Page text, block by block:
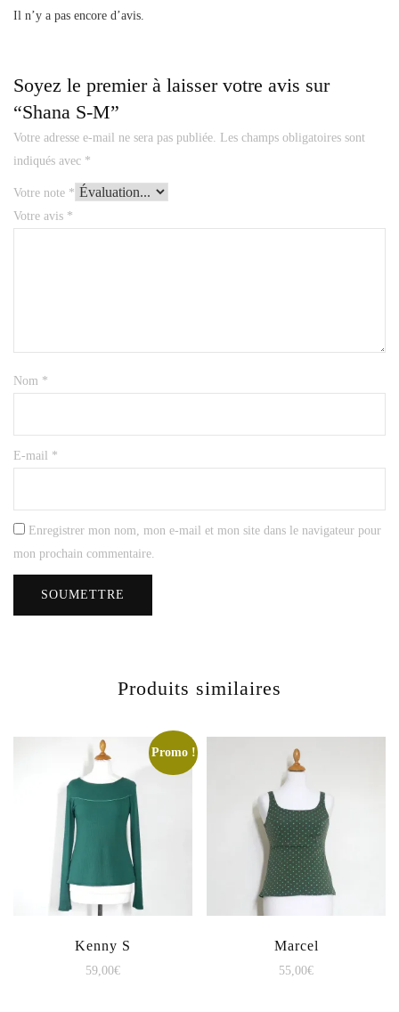
Il n’y a pas encore d’avis.
Soyez le premier à laisser votre avis sur
“Shana S-M”
Votre adresse e-mail ne sera pas publiée. Les champs obligatoires sont
indiqués avec *
Votre note *
Votre avis *
Nom *
E-mail *
Enregistrer mon nom, mon e-mail et mon site dans le navigateur pour
mon prochain commentaire.
Produits similaires
Promo !
Kenny S
59,00€
Marcel
55,00€